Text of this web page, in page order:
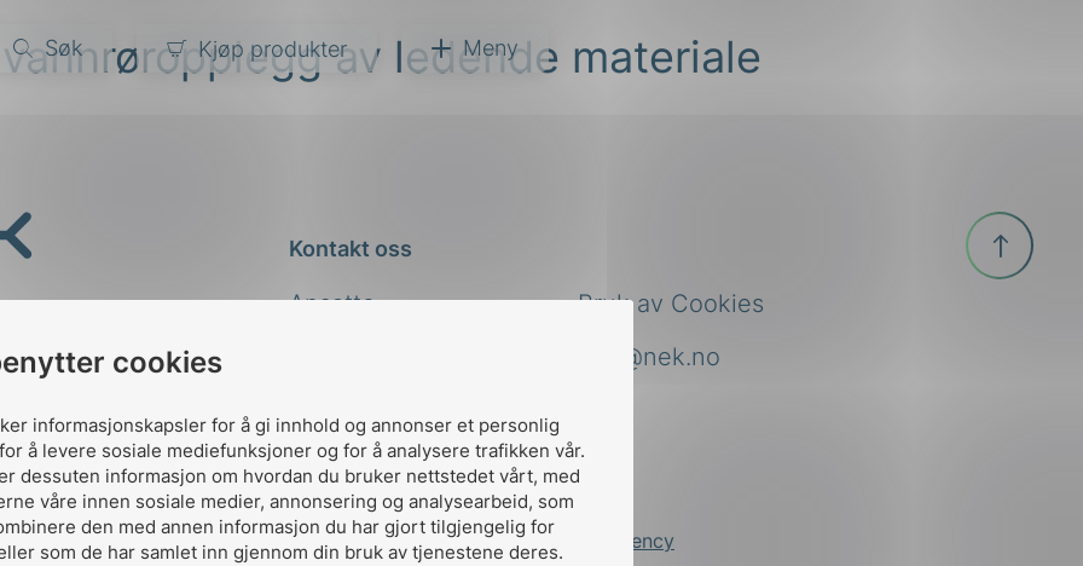
cookies
informasjonskapsler for å gi innhold og annonser et personlig
å levere sosiale mediefunksjoner og for å analysere trafikken vår.
dessuten informasjon om hvordan du bruker nettstedet vårt, med
våre innen sosiale medier, annonsering og analysearbeid, som
den med annen informasjon du har gjort tilgjengelig for
som de har samlet inn gjennom din bruk av tjenestene deres.
Søk Kjøp produkter Meny
av ledende materiale
Kontakt oss
Ansatte
nek@nek.no
Bruk av Cookies
Designed and developed by Stem Agency
Til
toppen